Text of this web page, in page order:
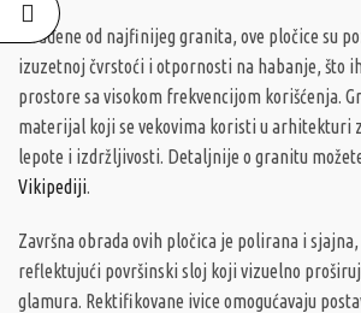
Izrađene od najfinijeg granita, ove pločice su
izuzetnoj čvrstoći i otpornosti na habanje, što
prostore sa visokom frekvencijom korišćenja.
materijal koji se vekovima koristi u arhitekturi
lepote i izdržljivosti. Detaljnije o granitu
Vikipediji.
Završna obrada ovih pločica je polirana i
reflektujući površinski sloj koji vizuelno
glamura. Rektifikovane ivice omogućavaju